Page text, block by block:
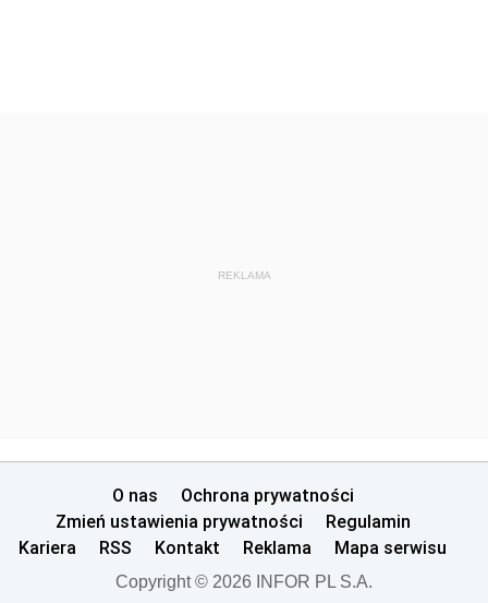
REKLAMA
O nas
Ochrona prywatności
Zmień ustawienia prywatności
Regulamin
Kariera
RSS Kontakt Reklama Mapa serwisu
Copyright © 2026 INFOR PL S.A.